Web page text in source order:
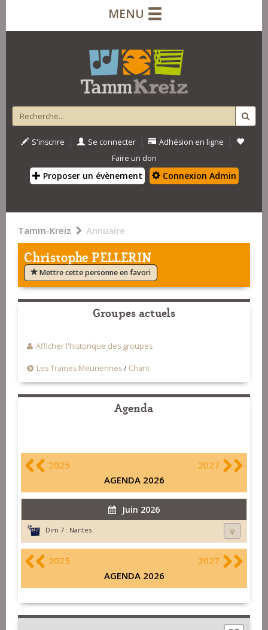
MENU
S'inscrire | Se connecter | Adhésion en ligne |
Faire un don
Proposer un évènement Connexion Admin
Tamm-Kreiz Annuaire
Christophe PELLERIN
Mettre cette personne en favori
Groupes actuels
Afficher l'historique des groupes
Les Traines Meuriennes/ Chant
Agenda
2025
2027
AGENDA 2026
Juin 2026
Dim 7 : Nantes
2025
2027
AGENDA 2026